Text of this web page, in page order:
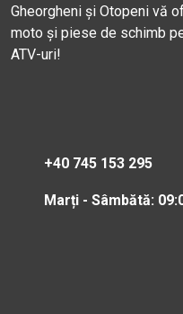
Gheorgheni și Otopeni vă
moto și piese de schimb
ATV-uri!
+40 745 153 295
Marți - Sâmbătă: